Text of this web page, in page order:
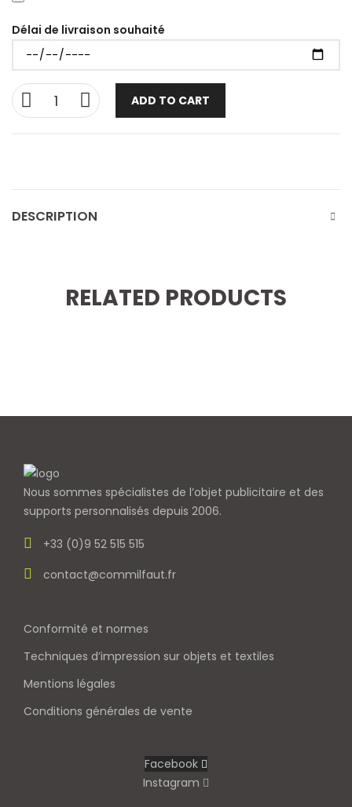
Délai de livraison souhaité
ADD TO CART
DESCRIPTION
RELATED PRODUCTS
Nous sommes spécialistes de l’objet publicitaire et des
supports personnalisés depuis 2006.
+33 (0)9 52 515 515
contact@commilfaut.fr
Conformité et normes
Techniques d’impression sur objets et textiles
Mentions légales
Conditions générales de vente
Facebook
Instagram